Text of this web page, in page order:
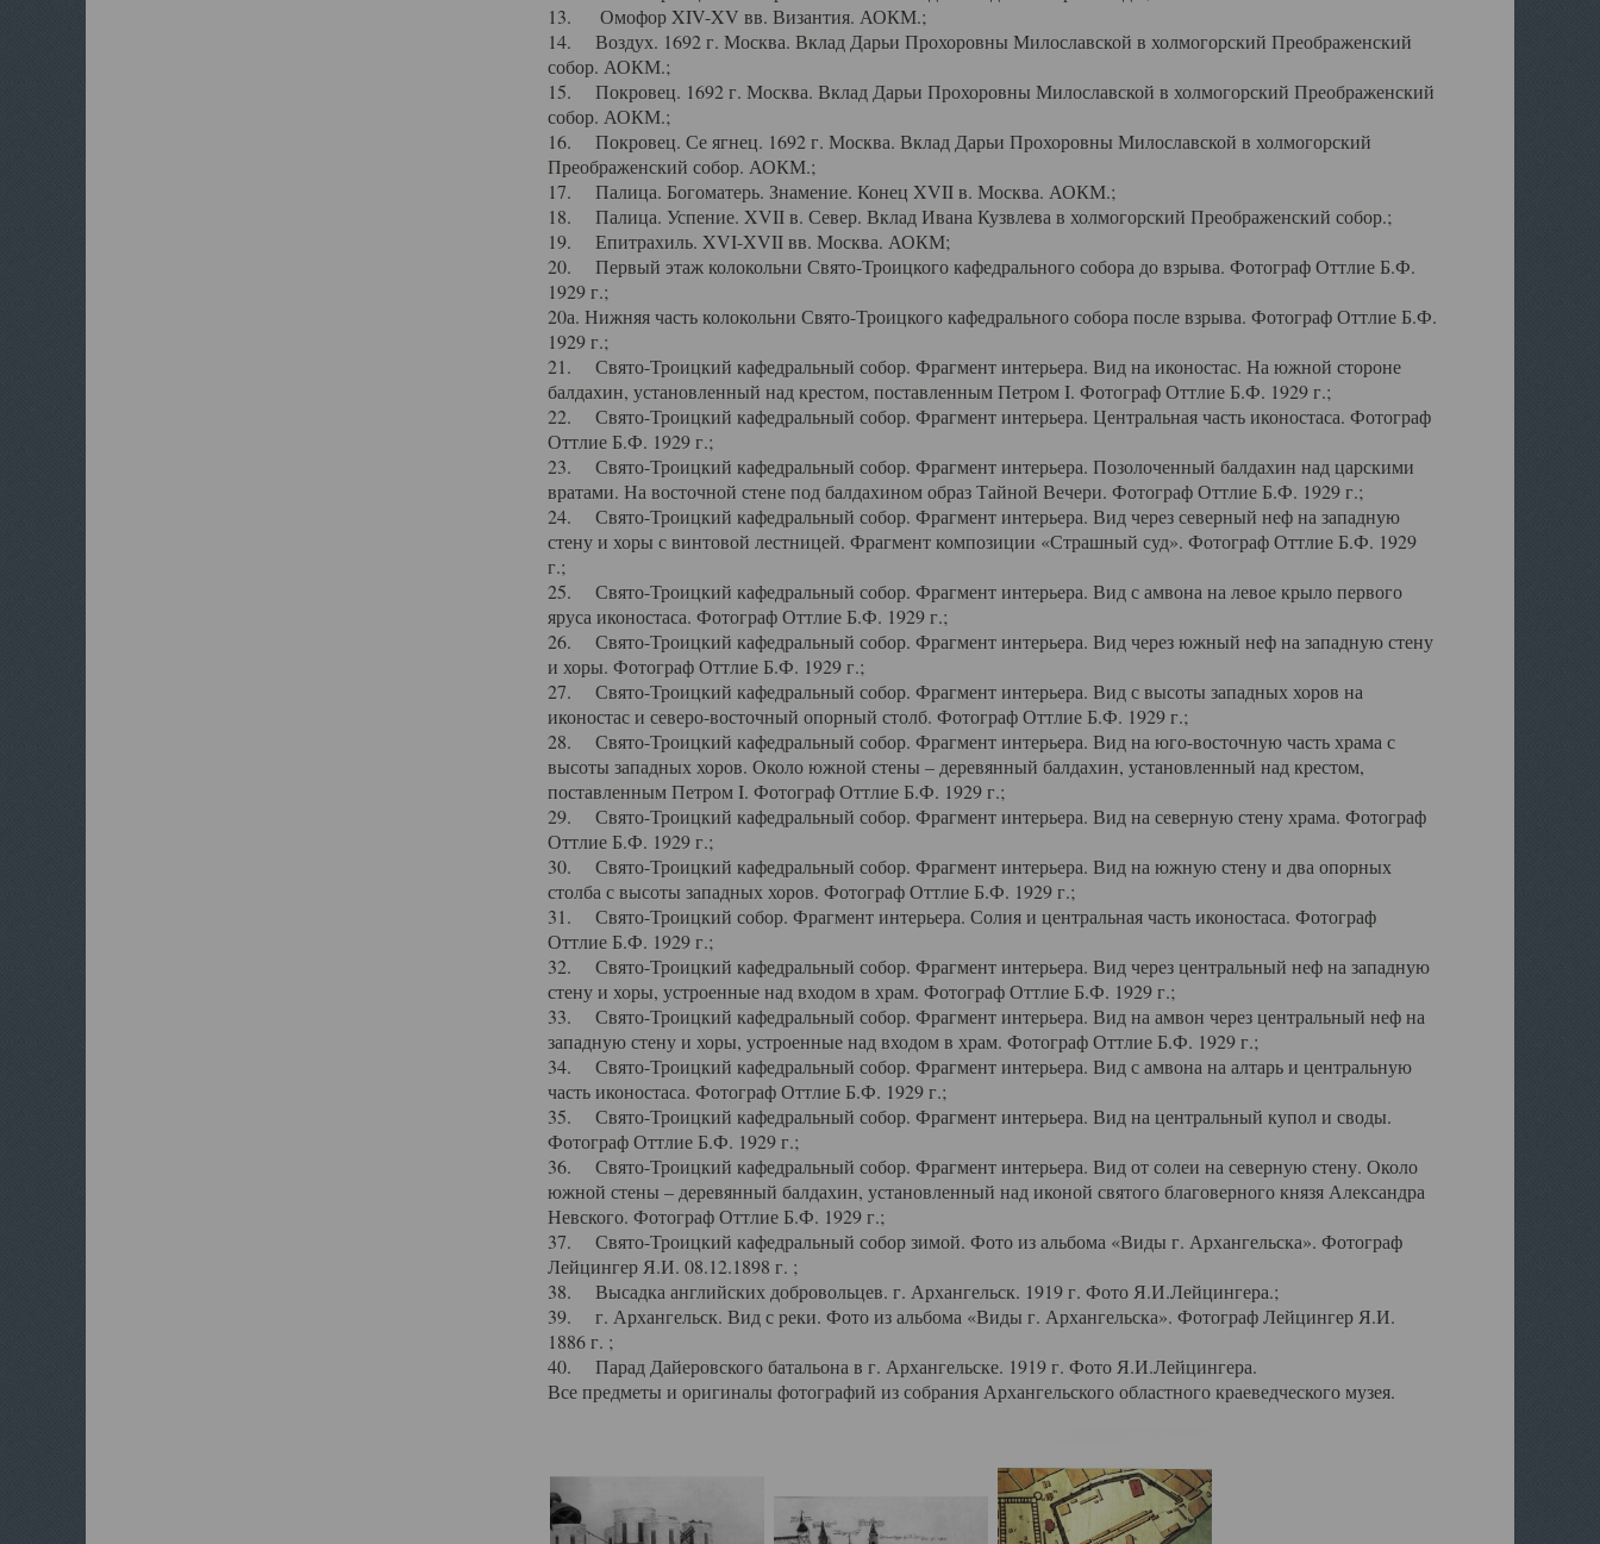
13. Омофор XIV-XV вв. Византия. АОКМ.;
14. Воздух. 1692 г. Москва. Вклад Дарьи Прохоровны Милославской в холмогорский Преображенский
собор. АОКМ.;
15. Покровец. 1692 г. Москва. Вклад Дарьи Прохоровны Милославской в холмогорский Преображенский
собор. АОКМ.;
16. Покровец. Се ягнец. 1692 г. Москва. Вклад Дарьи Прохоровны Милославской в холмогорский
Преображенский собор. АОКМ.;
17. Палица. Богоматерь. Знамение. Конец XVII в. Москва. АОКМ.;
18. Палица. Успение. XVII в. Север. Вклад Ивана Кузвлева в холмогорский Преображенский собор.;
19. Епитрахиль. XVI-XVII вв. Москва. АОКМ;
20. Первый этаж колокольни Свято-Троицкого кафедрального собора до взрыва. Фотограф Оттлие Б.Ф.
1929 г.;
20а. Нижняя часть колокольни Свято-Троицкого кафедрального собора после взрыва. Фотограф Оттлие Б.Ф.
1929 г.;
21. Свято-Троицкий кафедральный собор. Фрагмент интерьера. Вид на иконостас. На южной стороне
балдахин, установленный над крестом, поставленным Петром I. Фотограф Оттлие Б.Ф. 1929 г.;
22. Свято-Троицкий кафедральный собор. Фрагмент интерьера. Центральная часть иконостаса. Фотограф
Оттлие Б.Ф. 1929 г.;
23. Свято-Троицкий кафедральный собор. Фрагмент интерьера. Позолоченный балдахин над царскими
вратами. На восточной стене под балдахином образ Тайной Вечери. Фотограф Оттлие Б.Ф. 1929 г.;
24. Свято-Троицкий кафедральный собор. Фрагмент интерьера. Вид через северный неф на западную
стену и хоры с винтовой лестницей. Фрагмент композиции «Страшный суд». Фотограф Оттлие Б.Ф. 1929
г.;
25. Свято-Троицкий кафедральный собор. Фрагмент интерьера. Вид с амвона на левое крыло первого
яруса иконостаса. Фотограф Оттлие Б.Ф. 1929 г.;
26. Свято-Троицкий кафедральный собор. Фрагмент интерьера. Вид через южный неф на западную стену
и хоры. Фотограф Оттлие Б.Ф. 1929 г.;
27. Свято-Троицкий кафедральный собор. Фрагмент интерьера. Вид с высоты западных хоров на
иконостас и северо-восточный опорный столб. Фотограф Оттлие Б.Ф. 1929 г.;
28. Свято-Троицкий кафедральный собор. Фрагмент интерьера. Вид на юго-восточную часть храма с
высоты западных хоров. Около южной стены – деревянный балдахин, установленный над крестом,
поставленным Петром I. Фотограф Оттлие Б.Ф. 1929 г.;
29. Свято-Троицкий кафедральный собор. Фрагмент интерьера. Вид на северную стену храма. Фотограф
Оттлие Б.Ф. 1929 г.;
30. Свято-Троицкий кафедральный собор. Фрагмент интерьера. Вид на южную стену и два опорных
столба с высоты западных хоров. Фотограф Оттлие Б.Ф. 1929 г.;
31. Свято-Троицкий собор. Фрагмент интерьера. Солия и центральная часть иконостаса. Фотограф
Оттлие Б.Ф. 1929 г.;
32. Свято-Троицкий кафедральный собор. Фрагмент интерьера. Вид через центральный неф на западную
стену и хоры, устроенные над входом в храм. Фотограф Оттлие Б.Ф. 1929 г.;
33. Свято-Троицкий кафедральный собор. Фрагмент интерьера. Вид на амвон через центральный неф на
западную стену и хоры, устроенные над входом в храм. Фотограф Оттлие Б.Ф. 1929 г.;
34. Свято-Троицкий кафедральный собор. Фрагмент интерьера. Вид с амвона на алтарь и центральную
часть иконостаса. Фотограф Оттлие Б.Ф. 1929 г.;
35. Свято-Троицкий кафедральный собор. Фрагмент интерьера. Вид на центральный купол и своды.
Фотограф Оттлие Б.Ф. 1929 г.;
36. Свято-Троицкий кафедральный собор. Фрагмент интерьера. Вид от солеи на северную стену. Около
южной стены – деревянный балдахин, установленный над иконой святого благоверного князя Александра
Невского. Фотограф Оттлие Б.Ф. 1929 г.;
37. Свято-Троицкий кафедральный собор зимой. Фото из альбома «Виды г. Архангельска». Фотограф
Лейцингер Я.И. 08.12.1898 г. ;
38. Высадка английских добровольцев. г. Архангельск. 1919 г. Фото Я.И.Лейцингера.;
39. г. Архангельск. Вид с реки. Фото из альбома «Виды г. Архангельска». Фотограф Лейцингер Я.И.
1886 г. ;
40. Парад Дайеровского батальона в г. Архангельске. 1919 г. Фото Я.И.Лейцингера.
Все предметы и оригиналы фотографий из собрания Архангельского областного краеведческого музея.